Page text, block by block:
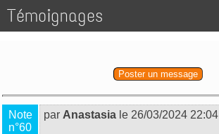
Témoignages
Poster un message
Note
n°60
par Anastasia le 26/03/2024 22:04